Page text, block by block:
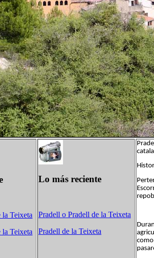
la Teixeta
la Teixeta
Lo más reciente
Pradell o Pradell de la Teixeta
Pradell de la Teixeta
como